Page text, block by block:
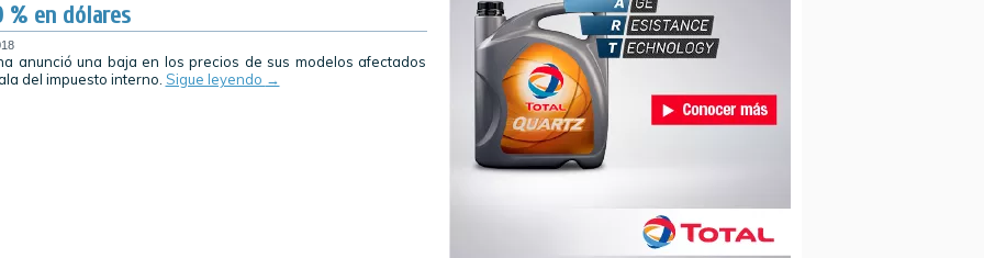
% en dólares
anunció una baja en los precios de sus modelos afectados
del impuesto interno. Sigue leyendo →